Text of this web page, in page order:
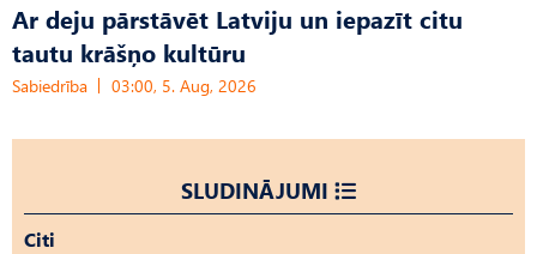
Ar deju pārstāvēt Latviju un iepazīt citu
tautu krāšņo kultūru
Sabiedrība 03:00, 5. Aug, 2026
SLUDINĀJUMI
Citi